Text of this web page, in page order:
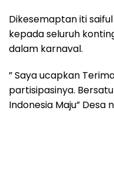
Dikesemaptan iti
kepada seluruh
dalam karnaval.
” Saya ucapkan
partisipasinya.
Indonesia Maju” Desa